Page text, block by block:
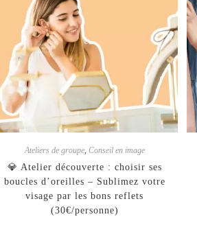
Ateliers de groupe, Conseil en image
💎 Atelier découverte : choisir ses
boucles d’oreilles – Sublimez votre
visage par les bons reflets
(30€/personne)